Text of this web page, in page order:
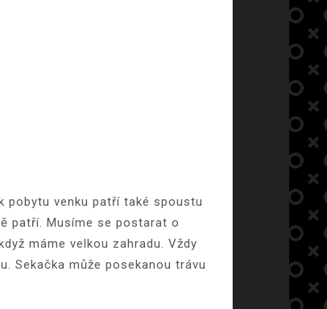
pobytu venku patří také spoustu
patří. Musíme se postarat o
máme velkou zahradu. Vždy
Sekačka může posekanou trávu